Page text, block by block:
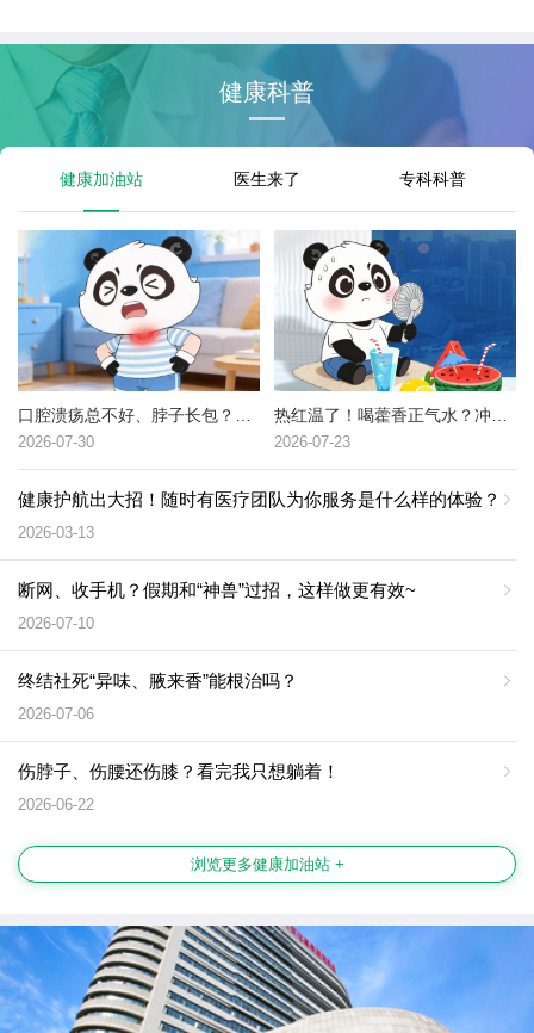
健康科普
健康加油站 医生来了 专科科普
2026-07-30 2026-07-23
健康护航出大招！随时有医疗团队为你服务是什么样的体验？
2026-03-13
断网、收手机？假期和“神兽”过招，这样做更有效~
2026-07-10
终结社死“异味、腋来香”能根治吗？
2026-07-06
伤脖子、伤腰还伤膝？看完我只想躺着！
2026-06-22
浏览更多健康加油站 +